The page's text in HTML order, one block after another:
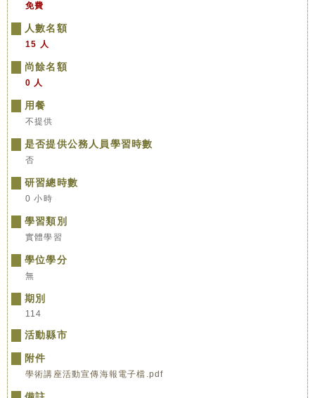
免費
人數名額
15 人
尚餘名額
0 人
用餐
不提供
是否提供公務人員學習時數
否
研習總時數
0 小時
學習類別
實體學習
學位學分
無
期別
114
活動縣市
附件
學術講座活動宣傳海報電子檔.pdf